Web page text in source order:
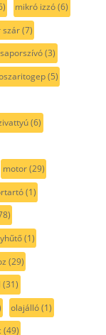
mikró izzó(6)
szár(7)
(3)
(5)
(6)
motor(29)
(1)
(1)
(29)
(31)
olajálló(1)
(49)